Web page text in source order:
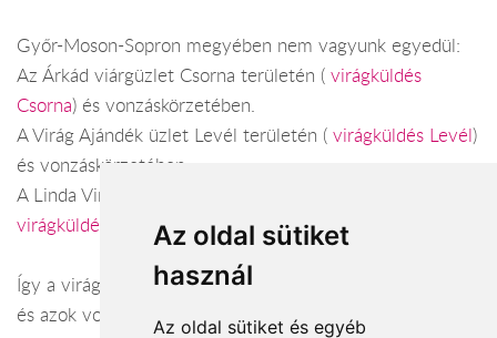
Az oldal sütiket
használ
Az oldal sütiket és egyéb
Győr-Moson-Sopron megyében nem vagyunk egyedül:
Az Árkád viárgüzlet Csorna területén ( virágküldés
Csorna) és vonzáskörzetében.
A Virág Ajándék üzlet Levél területén ( virágküldés Levél)
és vonzáskörzetében.
A Linda Virág Anádnék üzlet Sopron területén (
virágküldés Sopron ) és vonzáskörzetében.
Így a virágküldés Győr-Moson-Sopron megye városaiban
és azok vonzáskörzetében is gond nélkül megoldható.